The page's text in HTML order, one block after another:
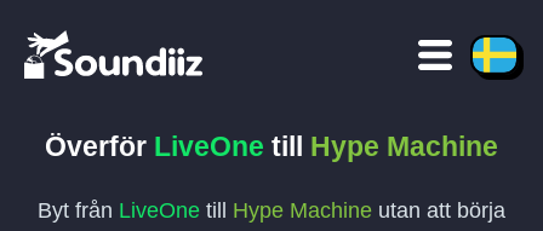
Överför LiveOne till Hype Machine
Byt från LiveOne till Hype Machine utan att börja